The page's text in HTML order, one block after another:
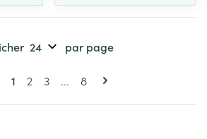
Pages
Vous lisez actuellement la page
1 Page
2 Page
3 ... Page
8
par page